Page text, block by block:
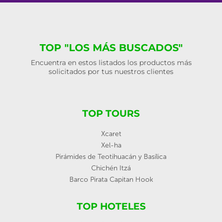
TOP "LOS MÁS BUSCADOS"
Encuentra en estos listados los productos más
solicitados por tus nuestros clientes
TOP TOURS
Xcaret
Xel-ha
Pirámides de Teotihuacán y Basílica
Chichén Itzá
Barco Pirata Capitan Hook
TOP HOTELES